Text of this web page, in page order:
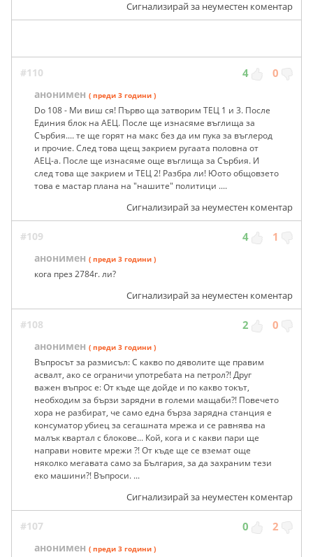
Сигнализирай за неуместен коментар
#110 4 0
анонимен ( преди 3 години )
Do 108 - Ми виш ся! Първо ща затворим ТЕЦ 1 и 3. После
Единия блок на АЕЦ. После ще изнасяме въглища за
Сърбия.... те ще горят на макс без да им пука за въглерод
и прочие. След това щещ закрием ругаата половна от
АЕЦ-а. После ще изнасяме още въглища за Сърбия. И
след това ще закрием и ТЕЦ 2! Разбра ли! Юото общовзето
това е мастар плана на "нашите" политици ....
Сигнализирай за неуместен коментар
#109 4 1
анонимен ( преди 3 години )
кога през 2784г. ли?
Сигнализирай за неуместен коментар
#108 2 0
анонимен ( преди 3 години )
Въпросът за размисъл: С какво по дяволите ще правим
асвалт, ако се ограничи употребата на петрол?! Друг
важен въпрос е: От къде ще дойде и по какво токът,
необходим за бързи зарядни в големи мащаби?! Повечето
хора не разбират, че само една бърза зарядна станция е
консуматор убиец за сегашната мрежа и се равнява на
малък квартал с блокове... Кой, кога и с какви пари ще
направи новите мрежи ?! От къде ще се вземат още
няколко мегавата само за България, за да захраним тези
еко машини?! Въпроси. ...
Сигнализирай за неуместен коментар
#107 0 2
анонимен ( преди 3 години )